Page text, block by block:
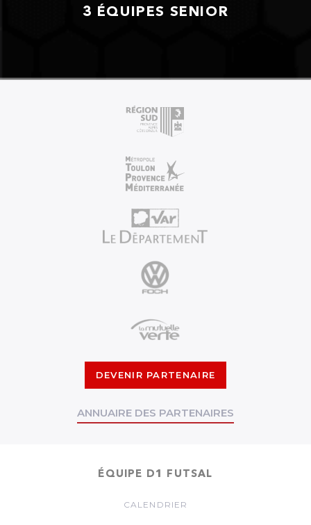
3 ÉQUIPES SENIOR
DEVENIR PARTENAIRE
ANNUAIRE DES PARTENAIRES
ÉQUIPE D1 FUTSAL
CALENDRIER